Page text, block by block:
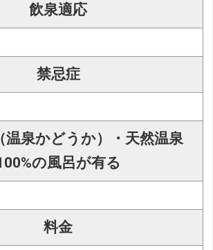
飲泉適応
禁忌症
温泉かどうか）・天然温泉
の風呂が有る
料金